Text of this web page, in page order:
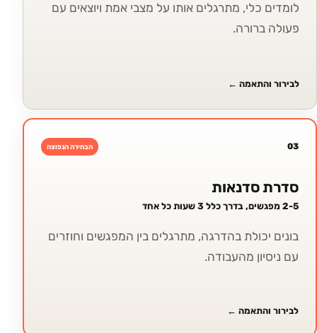
לומדים כלי, מתרגלים אותו על מצבי אמת ויוצאים עם
פעולה ברורה.
לבירור והתאמה ←
03 הבחירה הנפוצה
סדרת סדנאות
2-5 מפגשים, בדרך כלל 3 שעות כל אחד
בונים יכולת בהדרגה, מתרגלים בין המפגשים וחוזרים
עם ניסיון מהעבודה.
לבירור והתאמה ←